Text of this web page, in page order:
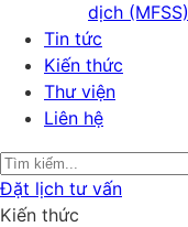
dịch (MFSS)
Tin tức
Kiến thức
Thư viện
Liên hệ
Đặt lịch tư vấn
Kiến thức